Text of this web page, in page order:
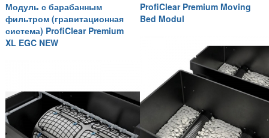
Модуль с барабанным
фильтром (гравитационная
система) ProfiClear Premium
XL EGC NEW
ProfiClear Premium Moving
Bed Modul